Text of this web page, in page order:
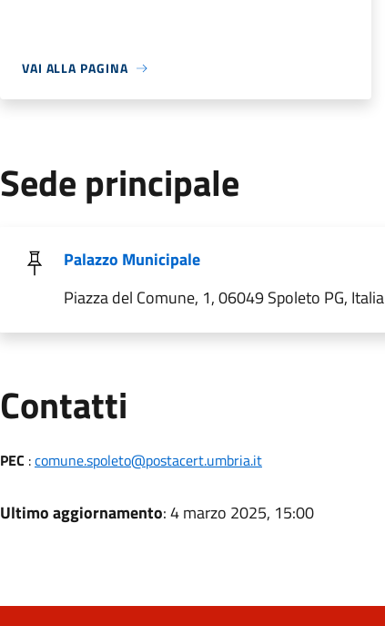
VAI ALLA PAGINA
Sede principale
Palazzo Municipale
Piazza del Comune, 1, 06049 Spoleto PG, Italia
Contatti
PEC :comune.spoleto@postacert.umbria.it
Ultimo aggiornamento: 4 marzo 2025, 15:00